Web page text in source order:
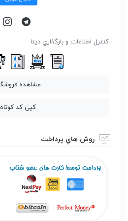
كنترل اطلاعات و بارگذاري ديتا
مشاهده
کپی کد کوتاه
روش هاي پرداخت